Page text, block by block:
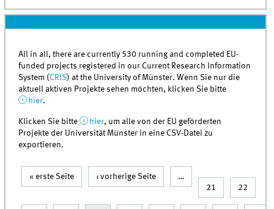
All in all, there are currently 530 running and completed EU-
funded projects registered in our Current Research Information
System (CRIS) at the University of Münster. Wenn Sie nur die
aktuell aktiven Projekte sehen möchten, klicken Sie bitte
hier.
Klicken Sie bitte hier, um alle von der EU geförderten
Projekte der Universität Münster in eine CSV-Datei zu
exportieren.
Seiten
« erste Seite ‹ vorherige Seite
…
21
22